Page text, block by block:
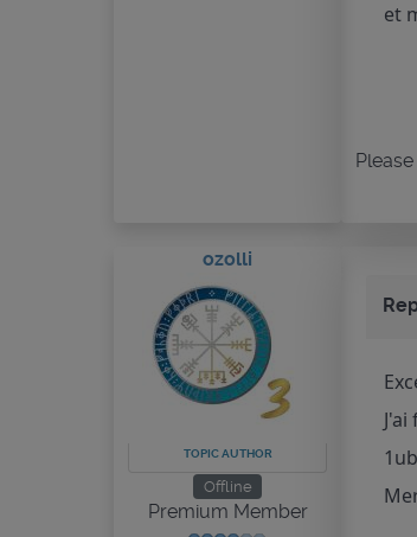
et
Please
ozolli
TOPIC AUTHOR
Offline
Premium Member